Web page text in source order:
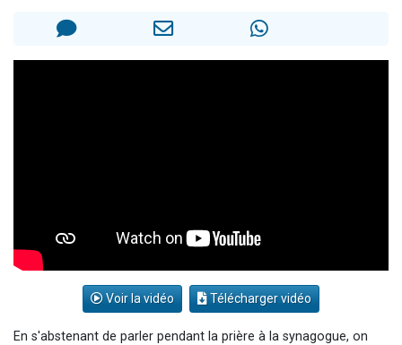
Voir la vidéo Télécharger vidéo
En s'abstenant de parler pendant la prière à la synagogue, on